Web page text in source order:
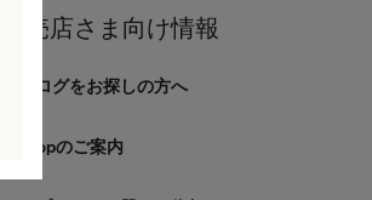
販売店さま向け情報
カタログをお探しの方へ
E-Shopのご案内